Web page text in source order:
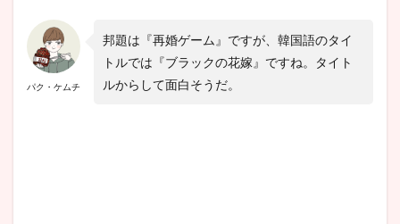
パク・ケムチ
邦題は『再婚ゲーム』ですが、韓国語のタイ
トルでは『ブラックの花嫁』ですね。タイト
ルからして面白そうだ。